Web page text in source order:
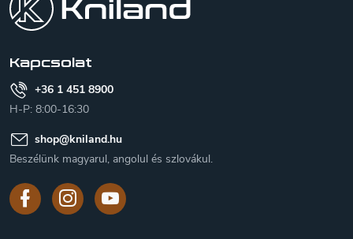
Kapcsolat
+36 1 451 8900
H-P: 8:00-16:30
shop@kniland.hu
Beszélünk magyarul, angolul és szlovákul.